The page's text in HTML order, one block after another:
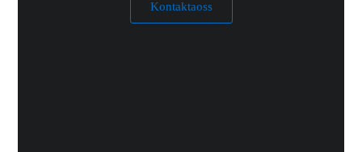
Kontakta oss